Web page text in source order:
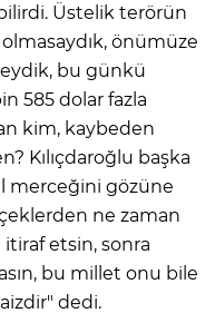
Üstelik terörün
önümüze
bu günkü
585 dolar fazla
kim, kaybeden
Kılıçdaroğlu başka
merceğini gözüne
ne zaman
itiraf etsin, sonra
bu millet onu bile
dedi.